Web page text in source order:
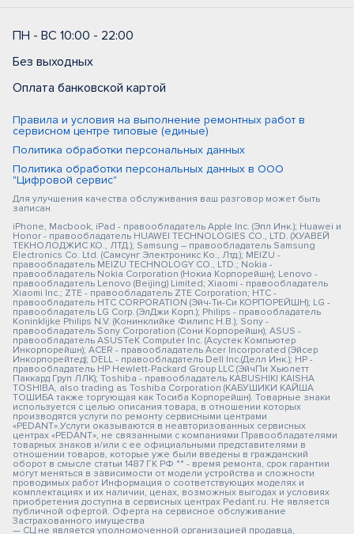
ПН - ВС 10:00 - 22:00
Без выходных
Оплата банковской картой
Правила и условия на выполнение ремонтных работ в
сервисном центре типовые (единые)
Политика обработки персональных данных
Политика обработки персональных данных в ООО
"Цифровой сервис"
Для улучшения качества обслуживания ваш разговор может быть
записан
iPhone, Macbook, iPad - правообладатель Apple Inc. (Эпл Инк.); Huawei и
Honor - правообладатель HUAWEI TECHNOLOGIES CO., LTD. (ХУАВЕЙ
ТЕКНОЛОДЖИС КО., ЛТД.); Samsung – правообладатель Samsung
Electronics Co. Ltd. (Самсунг Электроникс Ко., Лтд.); MEIZU -
правообладатель MEIZU TECHNOLOGY CO., LTD.; Nokia -
правообладатель Nokia Corporation (Нокиа Корпорейшн); Lenovo -
правообладатель Lenovo (Beijing) Limited; Xiaomi - правообладатель
Xiaomi Inc.; ZTE - правообладатель ZTE Corporation; HTC -
правообладатель HTC CORPORATION (Эйч-Ти-Си КОРПОРЕЙШН); LG -
правообладатель LG Corp. (ЭлДжи Корп.); Philips - правообладатель
Koninklijke Philips N.V. (Конинклийке Филипс Н.В.); Sony -
правообладатель Sony Corporation (Сони Корпорейшн); ASUS -
правообладатель ASUSTeK Computer Inc. (Асустек Компьютер
Инкорпорейшн); ACER - правообладатель Acer Incorporated (Эйсер
Инкорпорейтед); DELL - правообладатель Dell Inc.(Делл Инк.); HP -
правообладатель HP Hewlett-Packard Group LLC (ЭйчПи Хьюлетт
Паккард Груп ЛЛК); Toshiba - правообладатель KABUSHIKI KAISHA
TOSHIBA, also trading as Toshiba Corporation (КАБУШИКИ КАЙША
ТОШИБА также торгующая как Тосиба Корпорейшн). Товарные знаки
используется с целью описания товара, в отношении которых
производятся услуги по ремонту сервисными центрами
«PEDANT».Услуги оказываются в неавторизованных сервисных
центрах «PEDANT», не связанными с компаниями Правообладателями
товарных знаков и/или с ее официальными представителями в
отношении товаров, которые уже были введены в гражданский
оборот в смысле статьи 1487 ГК РФ ** - время ремонта, срок гарантии
могут меняться в зависимости от модели устройства и сложности
проводимых работ Информация о соответствующих моделях и
комплектациях и их наличии, ценах, возможных выгодах и условиях
приобретения доступна в сервисных центрах Pedant.ru. Не является
публичной офертой. Оферта на сервисное обслуживание
Застрахованного имущества
— СЦ не является уполномоченной организацией продавца,